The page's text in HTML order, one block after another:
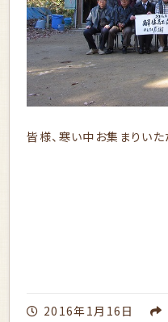
皆様、寒い中お集まりいた
2016年1月16日